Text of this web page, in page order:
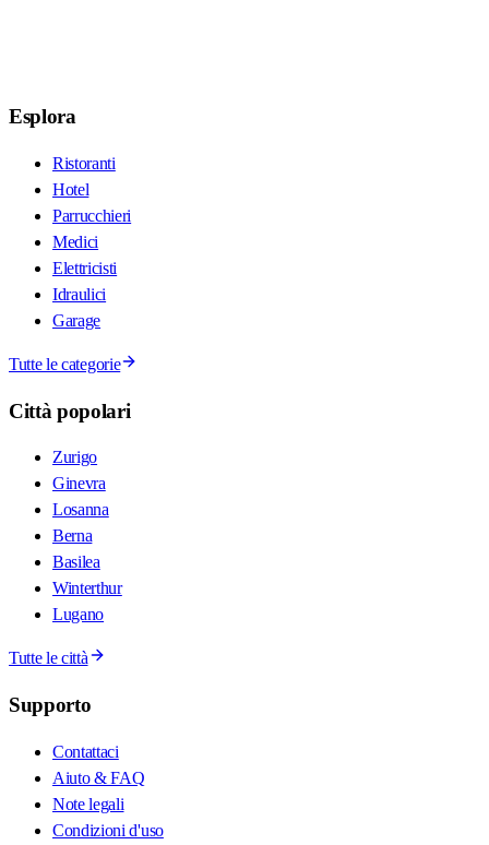
Esplora
Ristoranti
Hotel
Parrucchieri
Medici
Elettricisti
Idraulici
Garage
Tutte le categorie
Città popolari
Zurigo
Ginevra
Losanna
Berna
Basilea
Winterthur
Lugano
Tutte le città
Supporto
Contattaci
Aiuto & FAQ
Note legali
Condizioni d'uso